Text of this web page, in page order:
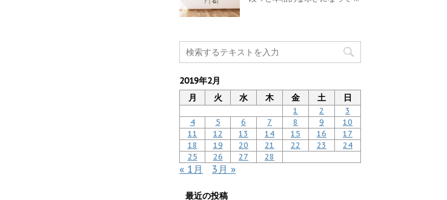
2019年2月
月
火 水 木 金 土 日
1 2
3
4
5 6 7 8 9
10
11
12 13 14 15 16
17
18
19 20 21 22 23
24
25
26 27 28
« 1月 3月 »
最近の投稿